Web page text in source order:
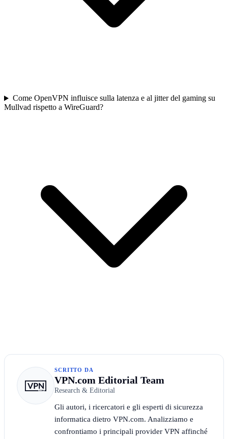
Come OpenVPN influisce sulla latenza e al jitter del gaming su
Mullvad rispetto a WireGuard?
SCRITTO DA
VPN.com Editorial Team
Research & Editorial
Gli autori, i ricercatori e gli esperti di sicurezza
informatica dietro VPN.com. Analizziamo e
confrontiamo i principali provider VPN affinché